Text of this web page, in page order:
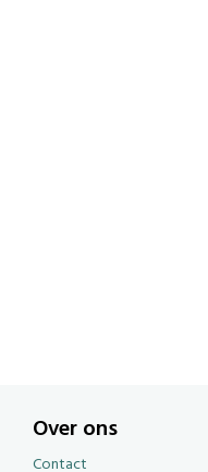
Over ons
Contact